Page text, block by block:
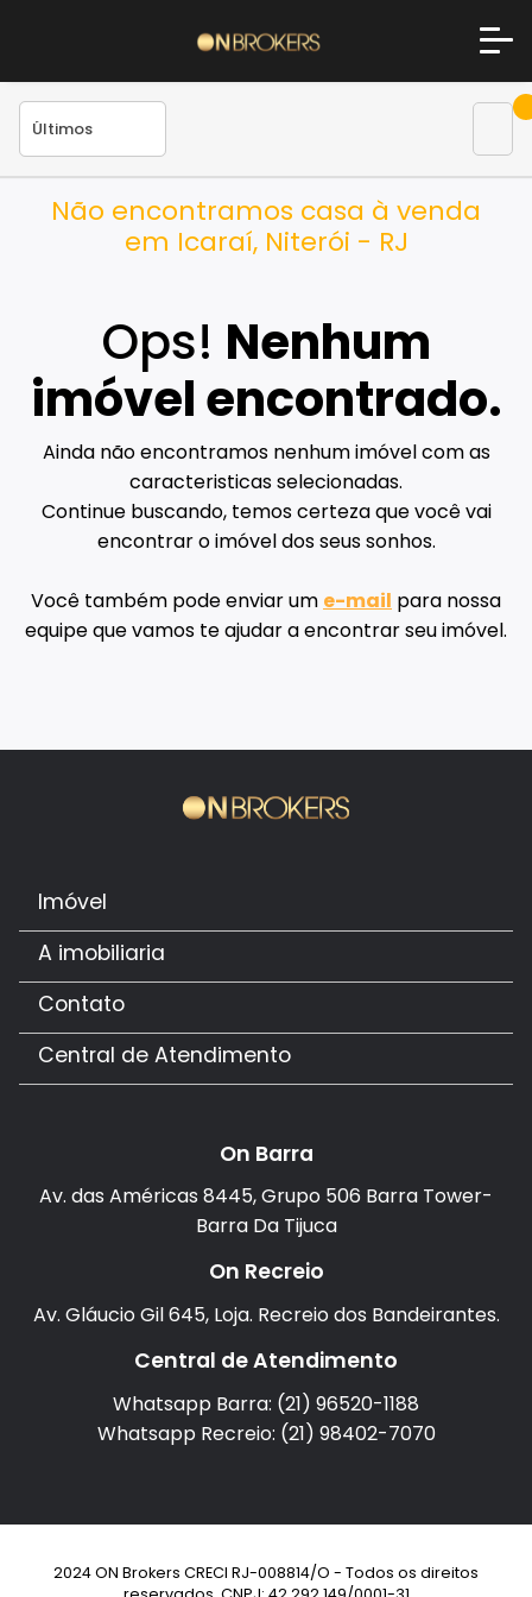
Não encontramos casa à venda
em Icaraí, Niterói - RJ
Ops! Nenhum
imóvel encontrado.
Ainda não encontramos nenhum imóvel com as
caracteristicas selecionadas.
Continue buscando, temos certeza que você vai
encontrar o imóvel dos seus sonhos.
Você também pode enviar um e-mail para nossa
equipe que vamos te ajudar a encontrar seu imóvel.
Imóvel
A imobiliaria
Contato
Central de Atendimento
On Barra
Av. das Américas 8445, Grupo 506 Barra Tower-
Barra Da Tijuca
On Recreio
Av. Gláucio Gil 645, Loja. Recreio dos Bandeirantes.
Central de Atendimento
Whatsapp Barra: (21) 96520-1188
Whatsapp Recreio: (21) 98402-7070
2024 ON Brokers CRECI RJ-008814/O - Todos os direitos